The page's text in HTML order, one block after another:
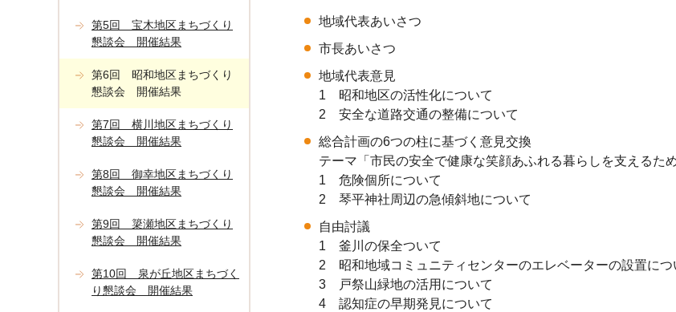
地域代表あいさつ
市長あいさつ
地域代表意見
1 昭和地区の活性化について
2 安全な道路交通の整備について
総合計画の6つの柱に基づく意見交換
テーマ「市民の安全で健康な笑顔あふれる暮らしを支えるため
1 危険個所について
2 琴平神社周辺の急傾斜地について
自由討議
1 釜川の保全ついて
2 昭和地域コミュニティセンターのエレベーターの設置につ
3 戸祭山緑地の活用について
4 認知症の早期発見について
第5回 宝木地区まちづくり
懇談会 開催結果
第6回 昭和地区まちづくり
懇談会 開催結果
第7回 横川地区まちづくり
懇談会 開催結果
第8回 御幸地区まちづくり
懇談会 開催結果
第9回 簗瀬地区まちづくり
懇談会 開催結果
第10回 泉が丘地区まちづく
り懇談会 開催結果